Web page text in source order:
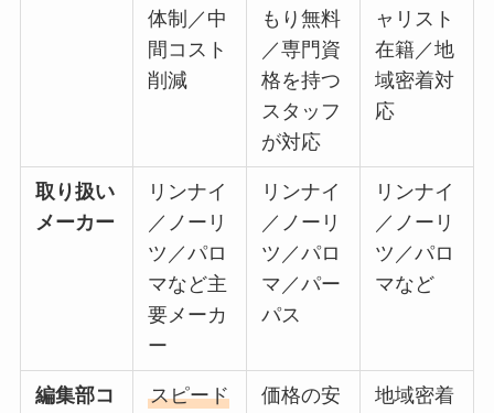
体制／中
間コスト
削減
もり無料
／専門資
格を持つ
スタッフ
が対応
ャリスト
在籍／地
域密着対
応
取り扱い
メーカー
リンナイ
／ノーリ
ツ／パロ
マなど主
要メーカ
ー
リンナイ
／ノーリ
ツ／パロ
マ／パー
パス
リンナイ
／ノーリ
ツ／パロ
マなど
編集部コ
スピード
価格の安
地域密着